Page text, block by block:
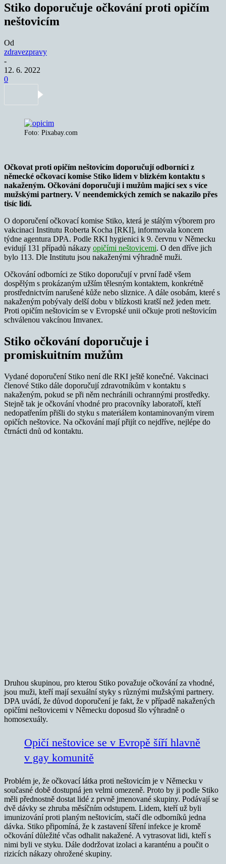
Stiko doporučuje očkování proti opičím
neštovicím
Od
zdravezpravy
-
12. 6. 2022
0
Foto: Pixabay.com
Očkovat proti opičím neštovicím doporučují odborníci z
německé očkovací komise Stiko lidem v blízkém kontaktu s
nakaženým. Očkování doporučují i mužům mající sex s více
mužskými partnery. V neendemických zemích se nakazilo přes
tisíc lidí.
O doporučení očkovací komise Stiko, která je stálým výborem pro
vakcinaci Institutu Roberta Kocha [RKI], informovala koncem
týdne agentura DPA. Podle RKI hygienici k 9. červnu v Německu
evidují 131 případů nákazy opičími neštovicemi. O den dříve jich
bylo 113. Dle Institutu jsou nakaženými výhradně muži.
Očkování odborníci ze Stiko doporučují v první řadě všem
dospělým s prokázaným užším tělesným kontaktem, konkrétně
prostřednictvím narušené kůže nebo sliznice. A dále osobám, které s
nakaženým pobývaly delší dobu v blízkosti kratší než jeden metr.
Proti opičím neštovicím se v Evropské unii očkuje proti neštovicím
schválenou vakcínou Imvanex.
Stiko očkování doporučuje i
promiskuitním mužům
Vydané doporučení Stiko není dle RKI ještě konečné. Vakcinaci
členové Stiko dále doporučují zdravotníkům v kontaktu s
nakaženým, pokud se při něm nechránili ochrannými prostředky.
Stejně tak je očkování vhodné pro pracovníky laboratoří, kteří
nedopatřením přišli do styku s materiálem kontaminovaným virem
opičích neštovice. Na očkování mají přijít co nejdříve, nejlépe do
čtrnácti dnů od kontaktu.
Druhou skupinou, pro kterou Stiko považuje očkování za vhodné,
jsou muži, kteří mají sexuální styky s různými mužskými partnery.
DPA uvádí, že důvod doporučení je fakt, že v případě nakažených
opičími neštovicemi v Německu doposud šlo výhradně o
homosexuály.
Opičí neštovice se v Evropě šíří hlavně
v gay komunitě
Problém je, že očkovací látka proti neštovicím je v Německu v
současné době dostupná jen velmi omezeně. Proto by ji podle Stiko
měli přednostně dostat lidé z prvně jmenované skupiny. Podávají se
dvě dávky se zhruba měsíčním odstupem. Lidem, kteří už byli
imunizování proti planým neštovicím, stačí dle odborníků jedna
dávka. Stiko připomíná, že k zastavení šíření infekce je kromě
očkování důležité včas odhalit nakažené. A vytrasovat lidi, kteří s
nimi byli ve styku. Dále dodržovat izolaci a karanténu a poučit o
rizicích nákazy ohrožené skupiny.